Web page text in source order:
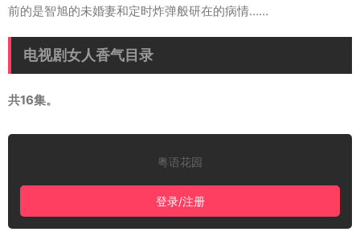
前的是智旭的未婚妻和定时炸弹般研在的病情……
电视剧女人香气目录
共16集。
粤语花园
登录/注册